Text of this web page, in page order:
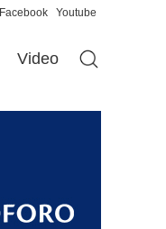
Facebook Youtube
Video